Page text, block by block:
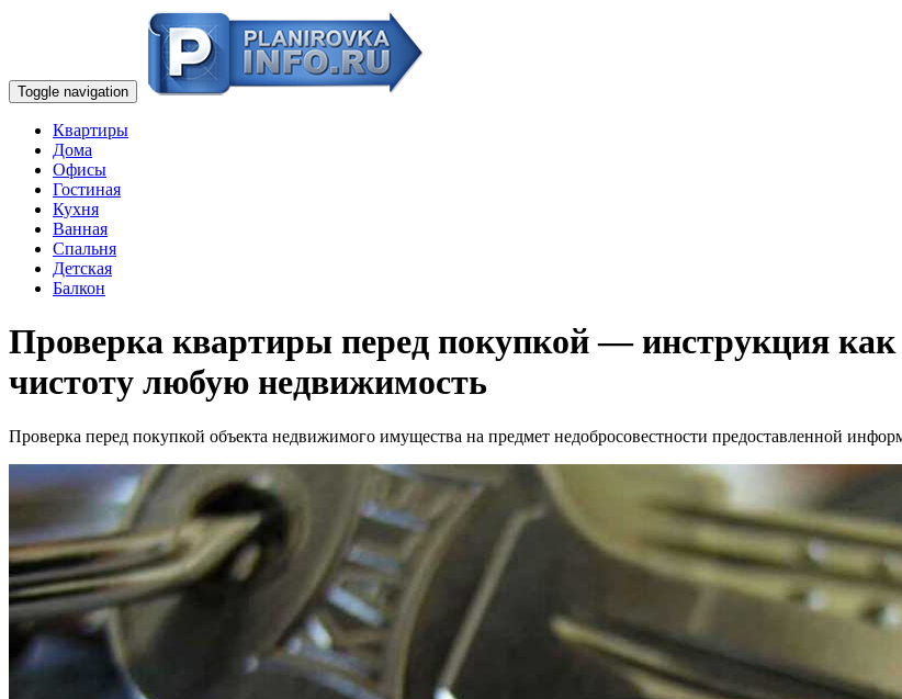
Toggle navigation
Квартиры
Дома
Офисы
Гостиная
Кухня
Ванная
Спальня
Детская
Балкон
Проверка квартиры перед покупкой — инструкция
чистоту любую недвижимость
Проверка перед покупкой объекта недвижимого имущества на предмет недобросовестности предоставленной